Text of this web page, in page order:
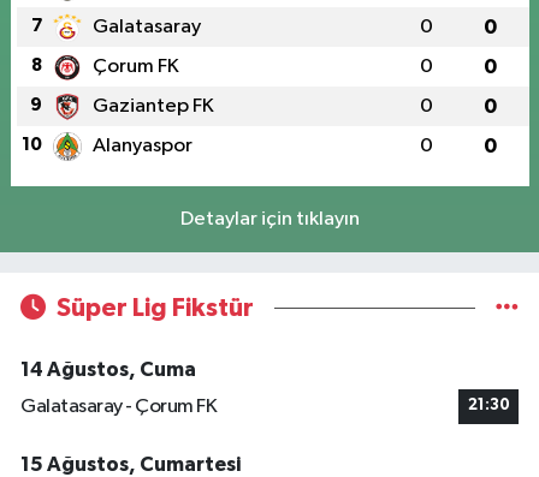
7 Galatasaray 0 0
8 Çorum FK 0 0
9 Gaziantep FK 0 0
10 Alanyaspor 0 0
Detaylar için tıklayın
Süper Lig Fikstür
14 Ağustos, Cuma
Galatasaray - Çorum FK
21:30
15 Ağustos, Cumartesi